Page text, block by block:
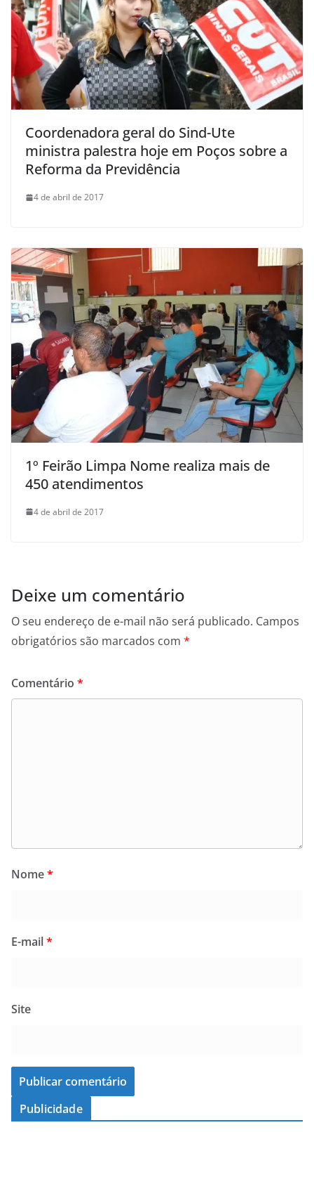
Coordenadora geral do Sind-Ute
ministra palestra hoje em Poços sobre a
Reforma da Previdência
4 de abril de 2017
1º Feirão Limpa Nome realiza mais de
450 atendimentos
4 de abril de 2017
Deixe um comentário
O seu endereço de e-mail não será publicado. Campos
obrigatórios são marcados com *
Comentário *
Nome*
E-mail*
Site
Publicidade